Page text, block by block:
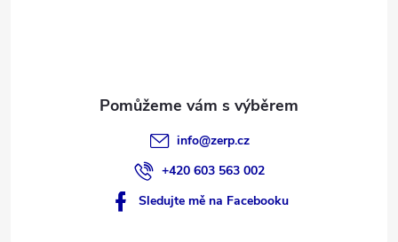
info@zerp.cz
+420 603 563 002
Sledujte mě na Facebooku